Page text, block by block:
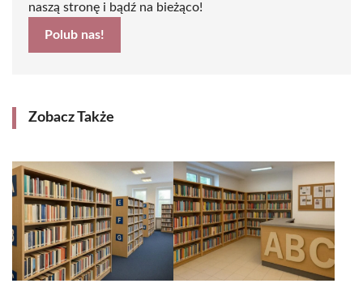
naszą stronę i bądź na bieżąco!
Polub nas!
Zobacz Także